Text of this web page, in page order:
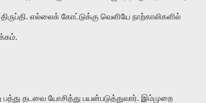
எல்லைக் கோட்டுக்கு வெளியே நாற்காலிகளில்
தடவை யோசித்து பயன்படுத்துவார். இம்முறை